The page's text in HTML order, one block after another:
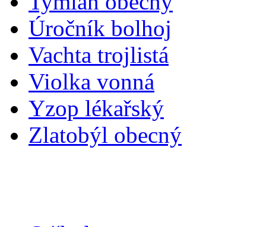
Úročník bolhoj
Vachta trojlistá
Violka vonná
Yzop lékařský
Zlatobýl obecný